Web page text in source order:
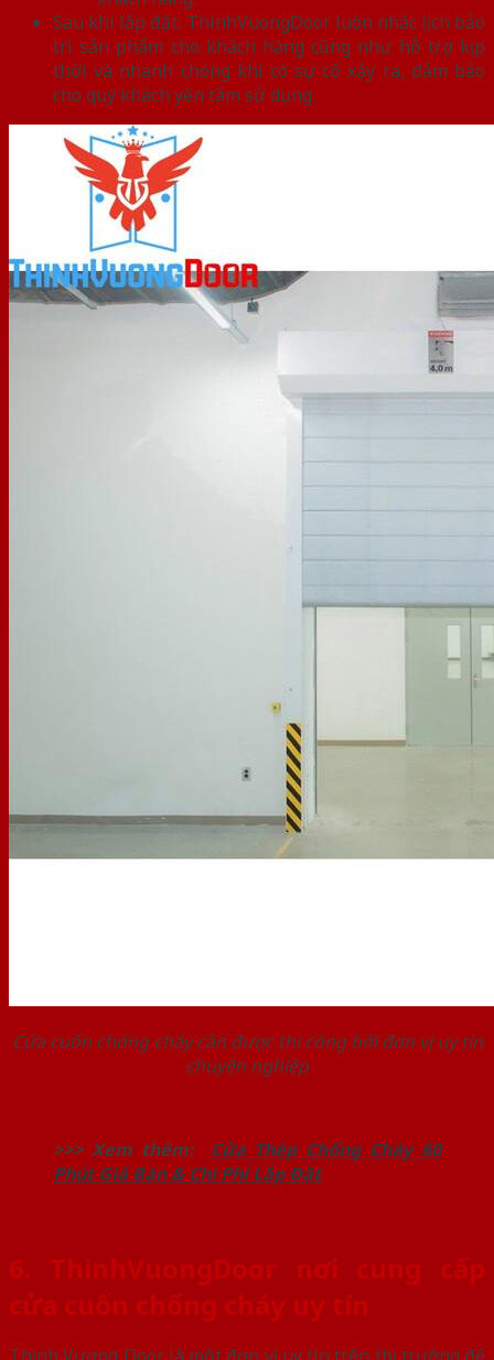
Sau khi lắp đặt: ThinhVuongDoor luôn nhắc lịch bảo
trì sản phẩm cho khách hàng cũng như hỗ trợ kịp
thời và nhanh chóng khi có sự cố xảy ra, đảm bảo
cho quý khách yên tâm sử dụng.
Cửa cuốn chống cháy cần được thi công bởi đơn vị uy tín
chuyên nghiệp
>>> Xem thêm:
Cửa Thép Chống Cháy 60
Phút Giá Bán & Chi Phí Lắp Đặt
6. ThinhVuongDoor nơi cung cấp
cửa cuốn chống cháy uy tín